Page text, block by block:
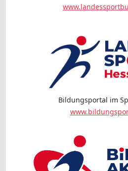
Bildungsportal im